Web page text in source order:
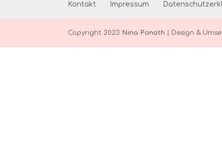
Kontakt Impressum
Copyright 2023 Nina Ponath | Design &